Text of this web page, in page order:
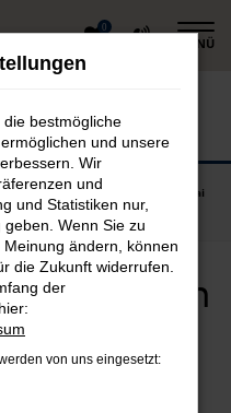
0
MENÜ
Hyundai KONA
Hyundai
kaufen
Neuwagen
Isar
bestmögliche
und unsere
Wir
und
und Statistiken nur,
Wenn Sie zu
ändern, können
die Zukunft widerrufen.
der
von uns eingesetzt: